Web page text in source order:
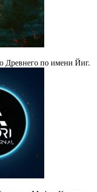
Древнего по имени Йиг.